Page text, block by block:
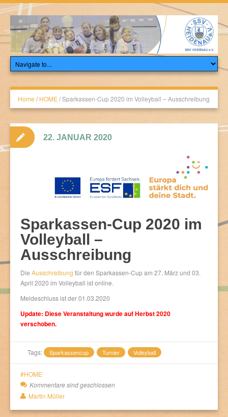
Home / HOME/Sparkassen-Cup 2020 im Volleyball – Ausschreibung
Sparkassen-Cup 2020 im
Volleyball –
Ausschreibung
Die Ausschreibung für den Sparkassen-Cup am 27. März und 03.
April 2020 im Volleyball ist online.
Meldeschluss ist der 01.03.2020
Update: Diese Veranstaltung wurde auf Herbst 2020
verschoben.
Tags: Sparkassencup Turnier Volleyball
22. JANUAR 2020
HOME
Kommentare sind geschlossen
Martin Müller